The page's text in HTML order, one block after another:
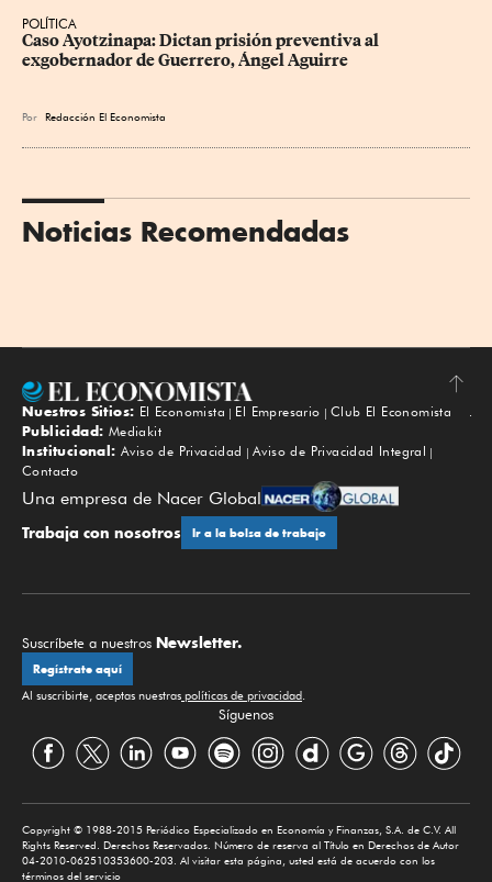
POLÍTICA
Caso Ayotzinapa: Dictan prisión preventiva al
exgobernador de Guerrero, Ángel Aguirre
Por Redacción El Economista
Noticias Recomendadas
Subir
Nuestros Sitios: El Economista El Empresario
Club El Economista
Publicidad: Mediakit
Institucional: Aviso de Privacidad
Aviso de Privacidad Integral
Contacto
Una empresa de Nacer Global
Trabaja con nosotros Ir a la bolsa de trabajo
Suscríbete a nuestros Newsletter.
Regístrate aquí
Al suscribirte, aceptas nuestras políticas de privacidad
Síguenos
Copyright © 1988-2015 Periódico Especializado en Economía y Finanzas, S.A. de C.V. All
Rights Reserved. Derechos Reservados. Número de reserva al Título en Derechos de Autor
04-2010-062510353600-203. Al visitar esta página, usted está de acuerdo con los
términos del servicio